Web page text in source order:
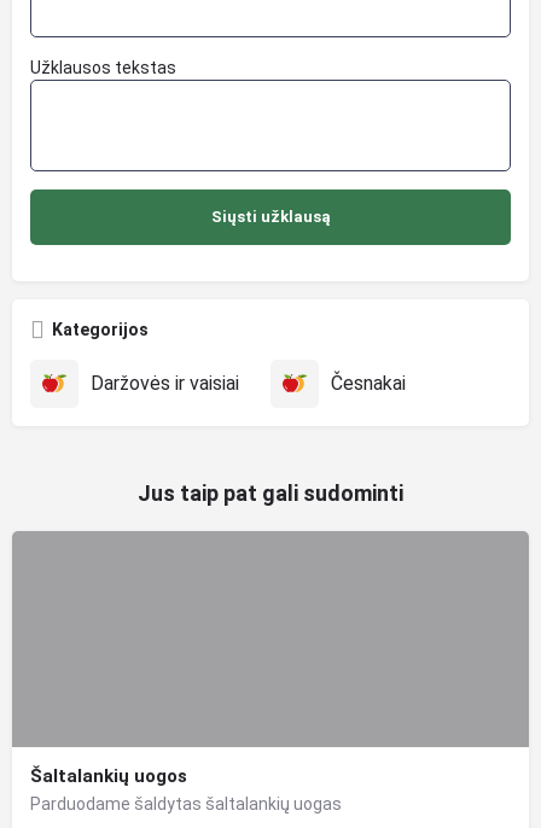
Užklausos tekstas
Kategorijos
Daržovės ir vaisiai Česnakai
Jus taip pat gali sudominti
Šaltalankių uogos
Parduodame šaldytas šaltalankių uogas